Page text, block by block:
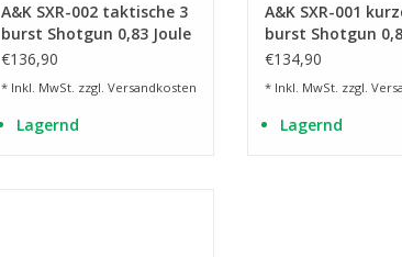
A&K SXR-002 taktische 3
burst Shotgun 0,83 Joule
- BK
€136,90
* Inkl. MwSt. zzgl. Versandkosten
Lagernd
A&K SXR-001
burst Shotgun
- BK
€134,90
* Inkl. MwSt. zzgl.
Lagernd